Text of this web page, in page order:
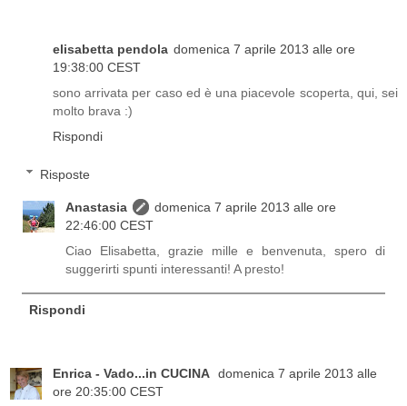
elisabetta pendola domenica 7 aprile 2013 alle ore
19:38:00 CEST
sono arrivata per caso ed è una piacevole scoperta, qui, sei
molto brava :)
Rispondi
Risposte
Anastasia
domenica 7 aprile 2013 alle ore
22:46:00 CEST
Ciao Elisabetta, grazie mille e benvenuta, spero di
suggerirti spunti interessanti! A presto!
Rispondi
Enrica - Vado...in CUCINA domenica 7 aprile 2013 alle
ore 20:35:00 CEST